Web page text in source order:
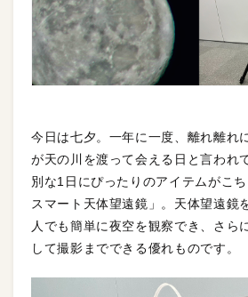
今日は七夕。一年に一度、離れ離れ
が天の川を渡って会える日と言われ
別な1日にぴったりのアイテムがこ
スマート天体望遠鏡」。天体望遠鏡
人でも簡単に夜空を観察でき、さら
して撮影までできる優れものです。